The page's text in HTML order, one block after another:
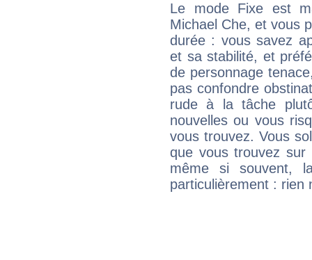
Le mode Fixe est
Michael Che, et vous
durée : vous savez
et sa stabilité, et
de personnage
pas confondre
rude à la tâche
nouvelles ou vous
vous trouvez. Vous
que vous trouvez
même si souvent,
particulièrement : rien